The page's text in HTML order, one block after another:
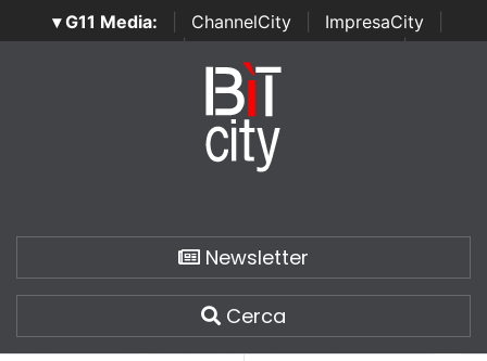
▾ G11 Media: ChannelCity ImpresaCity
SecurityOpenLab | Italian Channel Awards | Italian
Italian Security Awards
Newsletter
Cerca